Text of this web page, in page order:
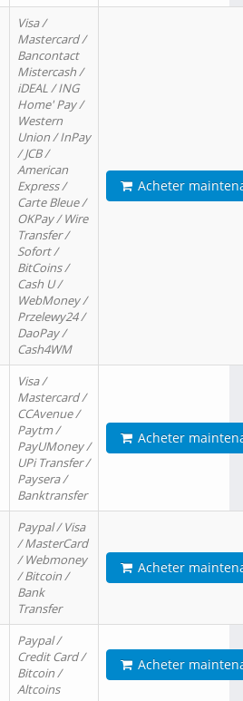
Visa /
Mastercard /
Bancontact
Mistercash /
iDEAL / ING
Home' Pay /
Western
Union / InPay
/ JCB /
American
Express /
Carte Bleue /
OKPay / Wire
Transfer /
Sofort /
BitCoins /
Cash U /
WebMoney /
Przelewy24 /
DaoPay /
Cash4WM
Acheter
Visa /
Mastercard /
CCAvenue /
Paytm /
PayUMoney /
UPi Transfer /
Paysera /
Banktransfer
Acheter
Paypal / Visa
/ MasterCard
/ Webmoney
/ Bitcoin /
Bank
Transfer
Acheter
Paypal /
Credit Card /
Bitcoin /
Altcoins
Acheter